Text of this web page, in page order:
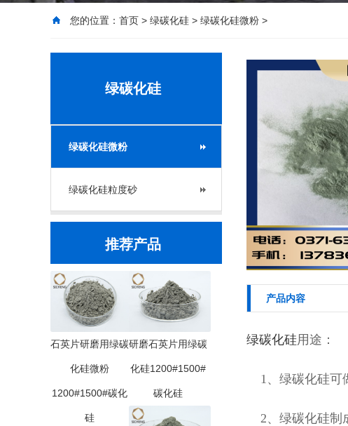
您的位置： 首页 > 绿碳化硅 > 绿碳化硅微粉 >
绿碳化硅
绿碳化硅微粉
绿碳化硅粒度砂
推荐产品
石英片研磨用绿碳
化硅微粉
1200#1500#碳化
硅
研磨石英片用绿碳
化硅1200#1500#
碳化硅
产品内容
绿碳化硅用途：
1、绿碳化硅可
2、绿碳化硅制